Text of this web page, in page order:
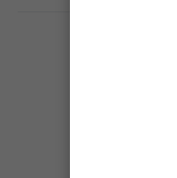
ہورہی ہے؟